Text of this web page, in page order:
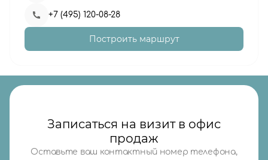
+7 (495) 120-08-28
Построить маршрут
Записаться на визит в офис
продаж
Оставьте ваш контактный номер телефона,